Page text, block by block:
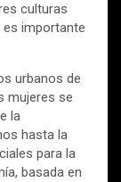
culturas
es importante
urbanos de
mujeres se
la
hasta la
para la
basada en